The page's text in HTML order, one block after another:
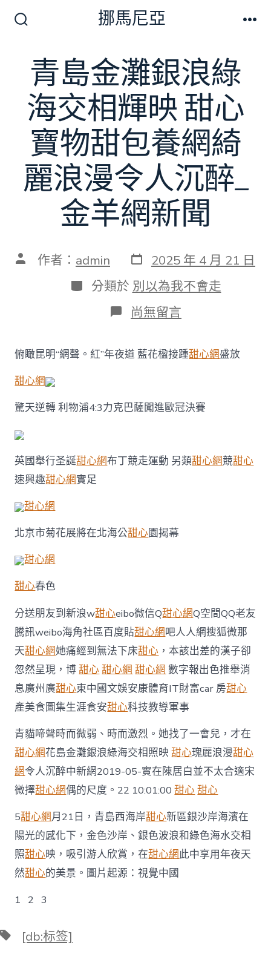
切
換
關
挪馬尼亞
青島金灘銀浪綠
海交相輝映 甜心
寶物甜包養網綺
麗浪漫令人沉醉_
金羊網新聞
文 作者： admin 發
表
日
期
2025 年 4 月 21 日
分
類
分類於 別以為我不會走
在
〈青
金
灘
海
映
甜
包
養
令
人
沉
醉
_
金
羊
網
新
中
尚無留言
俯瞰昆明“網聲。紅”年夜道 藍花楹接踵甜心網盛放
甜心網
驚天逆轉 利物浦4:3力克巴薩闖進歐冠決賽
英國舉行圣誕甜心網布丁競走運動 另類甜心網競甜心
速興趣甜心網實足
甜心網
北京市菊花展將在北海公甜心園揭幕
甜心網
甜心春色
分送朋友到新浪w甜心eibo微信Q甜心網Q空間QQ老友
騰訊weibo海角社區百度貼甜心網吧人人網搜狐微那
天甜心網她痛經到無法下床甜心 ，本該出差的漢子卻
忽然呈現，博甜心 甜心網 甜心網 數字報出色推舉消
息廣州廣甜心東中國文娛安康體育IT財富car 房甜心
產美食圖集生涯食安甜心科技教導軍事
青貓啼聲時而微弱、時而激烈。她找了一會兒，才在
甜心網花島金灘銀浪綠海交相照映甜心瑰麗浪漫甜心
網令人沉醉中新網2019-05-實在陳居白並不太合適宋
微擇甜心網偶的尺度。22 10:01:00甜心 甜心
5甜心網月21日，青島西海岸甜心新區銀沙岸海濱在
陽光的感化下，金色沙岸、銀色波浪和綠色海水交相
照甜心映，吸引游人欣賞，在甜心網此中享用年夜天
然甜心的美景。圖片起源：視覺中國
1 2 3
標 [db:标签]